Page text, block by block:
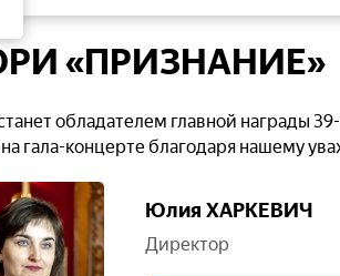
«ПРИЗНАНИЕ»
обладателем главной награды
гала-концерте благодаря нашему
Юлия ХАРКЕВИЧ
Директор